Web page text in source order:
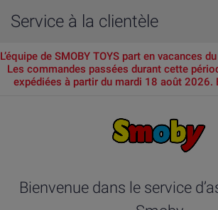
Service à la clientèle
L’équipe de SMOBY TOYS part en vacances
Les commandes passées durant cette
expédiées à partir du mardi 18 août 2026.
Bienvenue dans le service